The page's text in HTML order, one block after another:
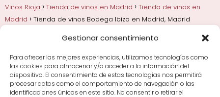
Gestionar consentimiento
Para ofrecer las mejores experiencias, utilizamos tecnologías como
las cookies para almacenar y/o acceder a la información del
dispositivo. El consentimiento de estas tecnologías nos permitirá
procesar datos como el comportamiento de navegación o las
identificaciones únicas en este sitio. No consentir o retirar el
Vinos Rioja Tienda de vinos en Madrid
Tienda de vinos en
Madrid
Tienda de vinos Bodega Ibiza en Madrid, Madrid
Añadas, crianza y guarda
Bodegas y marcas de
Comprar vino
Rioja y guías de regalo
Cultura del vino y
curiosidades
Enoturismo en Rioja